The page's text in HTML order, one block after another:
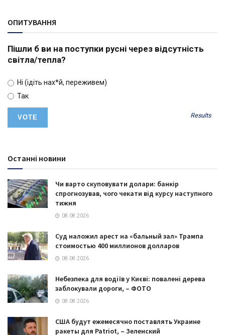
ОПИТУВАННЯ
Пішли б ви на поступки русні через відсутність
світла/тепла?
Ні (ідіть нах*й, переживем)
Так
Results
Останні новини
Чи варто скуповувати долари: банкір
спрогнозував, чого чекати від курсу наступного
тижня
08.08.2026
Суд наложил арест на «бальный зал» Трампа
стоимостью 400 миллионов долларов
08.08.2026
Небезпека для водіїв у Києві: повалені дерева
заблокували дороги, – ФОТО
08.08.2026
США будут ежемесячно поставлять Украине
ракеты для Patriot, – Зеленский